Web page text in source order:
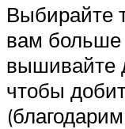
Выбирайте
вам больше
вышивайте
чтобы
(благодарим